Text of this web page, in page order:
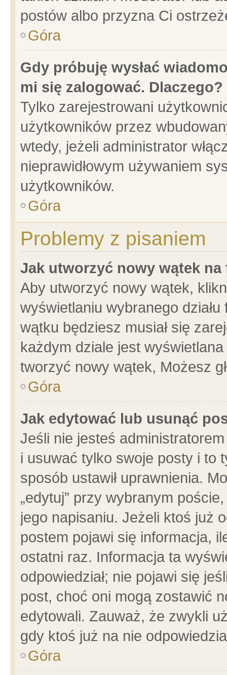
postów albo przyzna Ci
Góra
Gdy próbuję wysłać
mi się zalogować. Dlaczego?
Tylko zarejestrowani
użytkowników przez
wtedy, jeżeli administrator
nieprawidłowym używaniem
użytkowników.
Góra
Problemy z pisaniem
Jak utworzyć nowy wątek na
Aby utworzyć nowy wątek,
wyświetlaniu wybranego
wątku będziesz musiał się
każdym dziale jest
tworzyć nowy wątek, Możesz
Góra
Jak edytować lub usunąć
Jeśli nie jesteś
i usuwać tylko swoje posty i to
sposób ustawił uprawnienia.
„edytuj” przy wybranym
jego napisaniu. Jeżeli ktoś już
postem pojawi się informacja,
ostatni raz. Informacja ta
odpowiedział; nie pojawi się
post, choć oni mogą zostawić
edytowali. Zauważ, że zwykli
gdy ktoś już na nie
Góra